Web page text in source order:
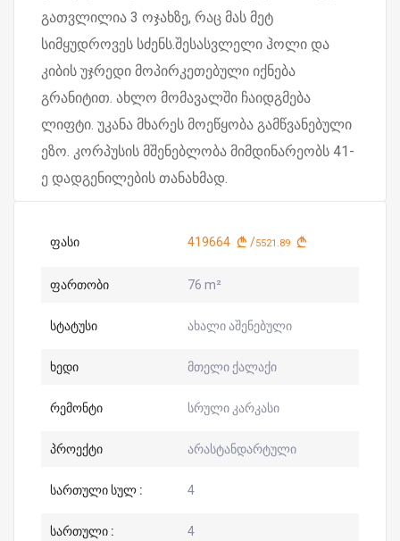
გათვლილია 3 ოჯახზე, რაც მას მეტ
სიმყუდროვეს სძენს.შესასვლელი ჰოლი და
კიბის უჯრედი მოპირკეთებული იქნება
გრანიტით. ახლო მომავალში ჩაიდგმება
ლიფტი. უკანა მხარეს მოეწყობა გამწვანებული
ეზო. კორპუსის მშენებლობა მიმდინარეობს 41-
ე დადგენილების თანახმად.
ფასი 419664 /5521.89
ფართობი 76 m²
სტატუსი ახალი აშენებული
ხედი მთელი ქალაქი
რემონტი სრული კარკასი
პროექტი არასტანდარტული
სართული სულ : 4
სართული : 4